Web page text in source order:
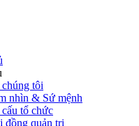
tôi
nhìn & Sứ mệnh
tổ chức
đồng quản trị